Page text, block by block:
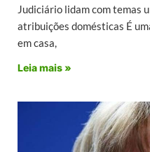
Judiciário lidam com temas
atribuições domésticas É
em casa,
Leia mais »